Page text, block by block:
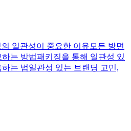
의 일관성이 중요한 이유 모든 방면
는 방법패키징을 통해 일관성 있
는 법일관성 있는 브랜딩 고민,